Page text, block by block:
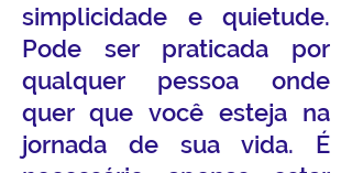
simplicidade e quietude.
Pode ser praticada por
qualquer pessoa onde
quer que você esteja na
jornada de sua vida. É